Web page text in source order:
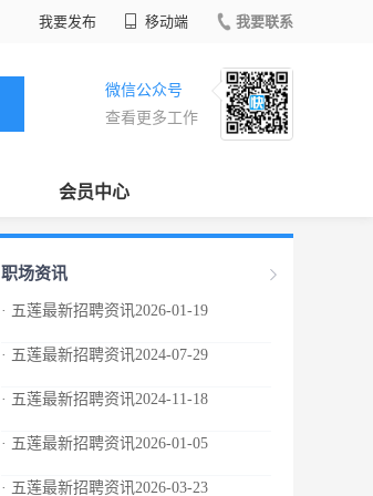
我要发布 移动端 我要联系
微信公众号
查看更多工作
会员中心
职场资讯
· 五莲最新招聘资讯2026-01-19
· 五莲最新招聘资讯2024-07-29
· 五莲最新招聘资讯2024-11-18
· 五莲最新招聘资讯2026-01-05
· 五莲最新招聘资讯2026-03-23